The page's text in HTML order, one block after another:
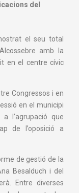
del
el seu total
amb la
en el centre cívic
Congressos i en
en el municipi
l’agrupació que
de l’oposició a
de gestió de la
Besalduch i del
Entre diverses